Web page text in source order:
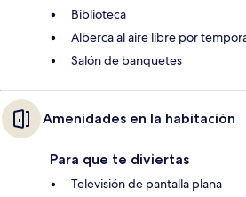
Biblioteca
Alberca al aire libre por
Salón de banquetes
Amenidades en la habitación
Para que te diviertas
Televisión de pantalla plana